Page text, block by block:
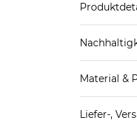
Mehr
Material &
Futter 1:
Liefer-,